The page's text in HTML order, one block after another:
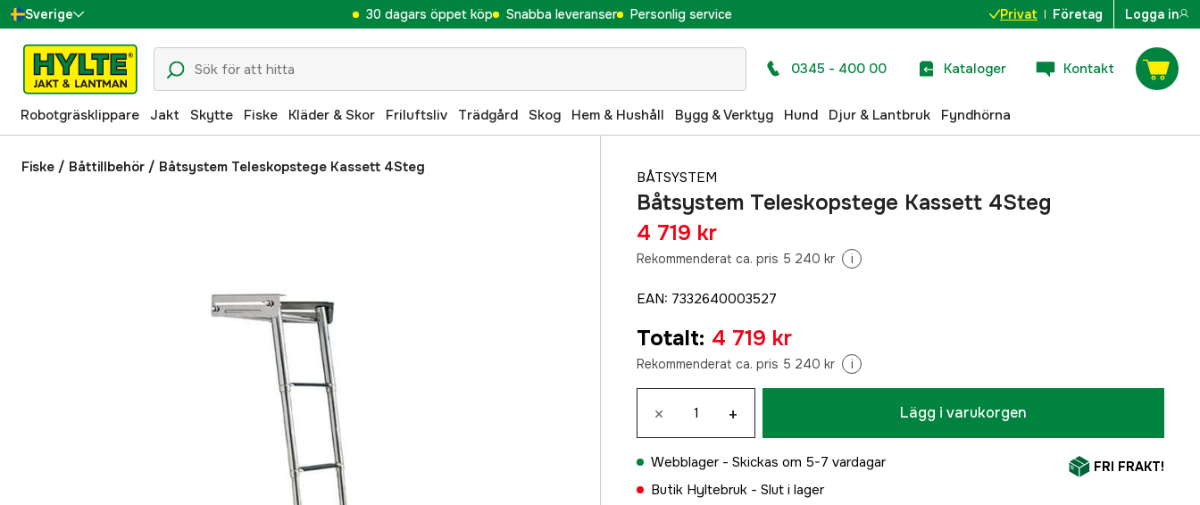
Sverige
Danmark
Suomi
Norge
Deutschland
30 dagars öppet köp Snabba leveranser Personlig service Privat Företag Logga in
0345 - 400 00 Kataloger Kontakt
Robotgräsklippare Jakt Skytte Fiske Kläder & Skor Friluftsliv Trädgård Skog Hem & Hushåll Bygg & Verktyg Hund Djur & Lantbruk Fyndhörna
Fiske / Båttillbehör / Båtsystem Teleskopstege Kassett 4Steg
BÅTSYSTEM
Båtsystem Teleskopstege Kassett 4Steg
4 719 kr
Rekommenderat ca. pris 5 240 kr i
EAN: 7332640003527
Totalt: 4 719 kr
Rekommenderat ca. pris 5 240 kr i
× + Lägg i varukorgen
Webblager - Skickas om 5-7 vardagar
Butik Hyltebruk - Slut i lager
FRI FRAKT!